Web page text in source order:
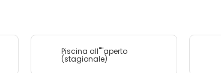
Piscina all''''aperto
(stagionale)